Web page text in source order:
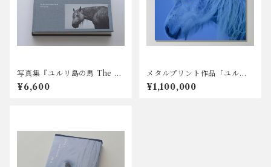
写真集『ユルリ島の馬 The H
orses of Yururi Island』著
者サイン入り
¥6,600
メタルプリント作品「ユルリ
島 2018」サイン入り
¥1,100,000